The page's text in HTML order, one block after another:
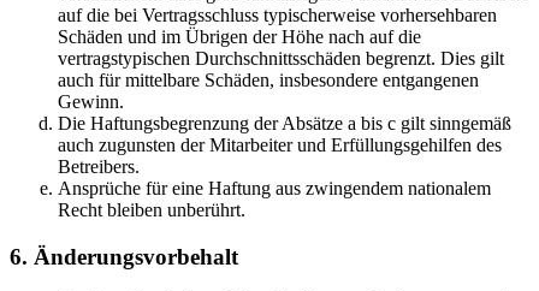
auf die bei Vertragsschluss typischerweise vorhersehbaren
Schäden und im Übrigen der Höhe nach auf die
vertragstypischen Durchschnittsschäden begrenzt. Dies gilt
auch für mittelbare Schäden, insbesondere entgangenen
Gewinn.
Die Haftungsbegrenzung der Absätze a bis c gilt sinngemäß
auch zugunsten der Mitarbeiter und Erfüllungsgehilfen des
Betreibers.
Ansprüche für eine Haftung aus zwingendem nationalem
Recht bleiben unberührt.
6. Änderungsvorbehalt